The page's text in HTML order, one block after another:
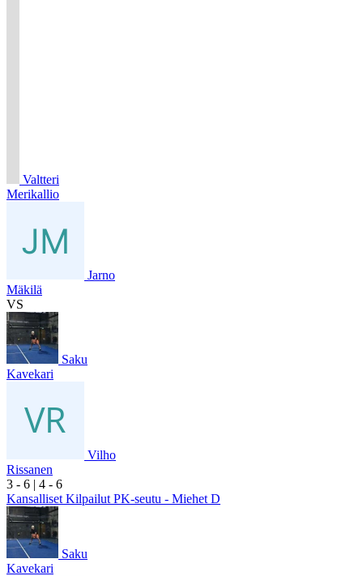
Valtteri
Merikallio
Jarno
Mäkilä
VS
Saku
Kavekari
Vilho
Rissanen
3 - 6 | 4 - 6
Kansalliset Kilpailut PK-seutu - Miehet D
Saku
Kavekari